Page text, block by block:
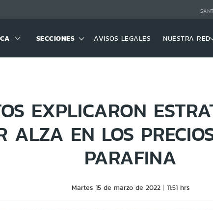
SECCIONES AVISOS LEGALES NUESTRA RED
EXPLICARON
ALZA EN LOS
PARAFINA
Martes 15 de marzo de 2022 11:51 hrs